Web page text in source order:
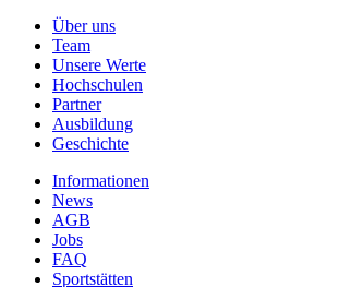
Über uns
Team
Unsere Werte
Hochschulen
Partner
Ausbildung
Geschichte
Informationen
News
AGB
Jobs
FAQ
Sportstätten